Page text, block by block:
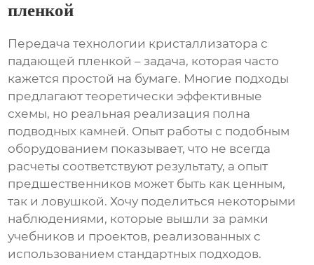
пленкой
Передача технологии кристаллизатора с
падающей пленкой – задача, которая часто
кажется простой на бумаге. Многие подходы
предлагают теоретически эффективные
схемы, но реальная реализация полна
подводных камней. Опыт работы с подобным
оборудованием показывает, что не всегда
расчеты соответствуют результату, а опыт
предшественников может быть как ценным,
так и ловушкой. Хочу поделиться некоторыми
наблюдениями, которые вышли за рамки
учебников и проектов, реализованных с
использованием стандартных подходов.